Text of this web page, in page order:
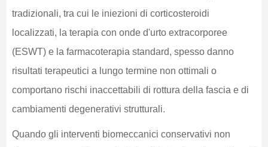
tradizionali, tra cui le iniezioni di corticosteroidi
localizzati, la terapia con onde d'urto extracorporee
(ESWT) e la farmacoterapia standard, spesso danno
risultati terapeutici a lungo termine non ottimali o
comportano rischi inaccettabili di rottura della fascia e di
cambiamenti degenerativi strutturali.
Quando gli interventi biomeccanici conservativi non